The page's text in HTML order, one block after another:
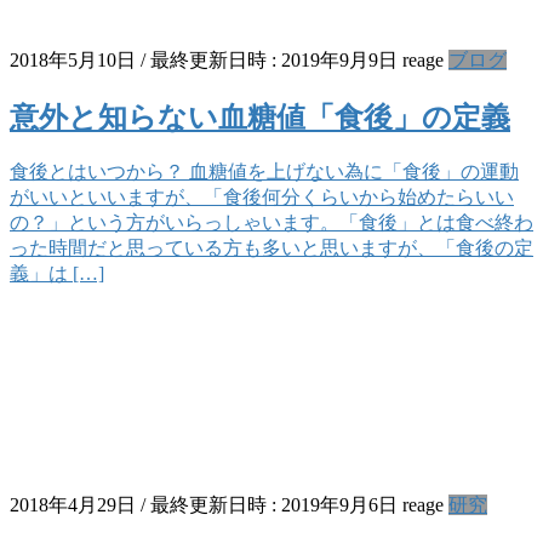
2018年5月10日 / 最終更新日時 : 2019年9月9日 reage ブログ
意外と知らない血糖値「食後」の定義
食後とはいつから？ 血糖値を上げない為に「食後」の運動
がいいといいますが、「食後何分くらいから始めたらいい
の？」という方がいらっしゃいます。「食後」とは食べ終わ
った時間だと思っている方も多いと思いますが、「食後の定
義」は […]
2018年4月29日 / 最終更新日時 : 2019年9月6日 reage 研究